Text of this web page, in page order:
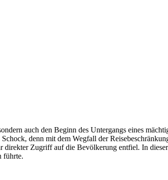
auch den Beginn des Untergangs eines
denn mit dem Wegfall der
Zugriff auf die Bevölkerung entfiel. In
führte.